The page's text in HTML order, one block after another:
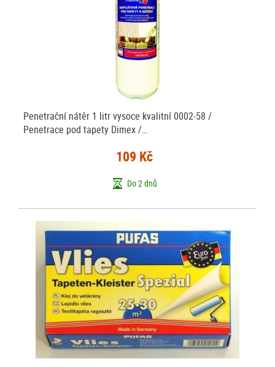
Penetrační nátěr 1 litr vysoce kvalitní 0002-58 /
Penetrace pod tapety Dimex /…
109 Kč
Do 2 dnů